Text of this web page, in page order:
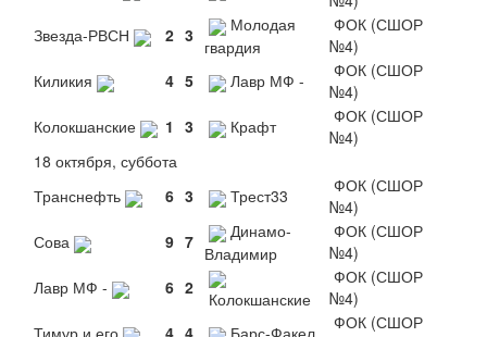
Звезда-РВСН
2 3
Молодая
гвардия
ФОК (СШОР
№4)
Киликия
4 5 Лавр МФ -
ФОК (СШОР
№4)
Колокшанские
1 3 Крафт
ФОК (СШОР
№4)
18 октября, суббота
Транснефть
6 3 Трест33
ФОК (СШОР
№4)
Сова
9 7
Динамо-
Владимир
ФОК (СШОР
№4)
Лавр МФ -
6 2
Колокшанские
ФОК (СШОР
№4)
ФОК (СШОР